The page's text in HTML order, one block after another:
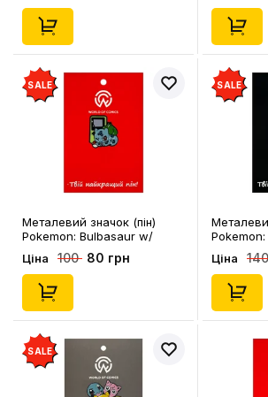
SALE
Металевий значок (пін)
Pokemon: Bulbasaur w/
Nintendo, (13008)
Ціна 100 80 грн
SALE
Ціна
SALE